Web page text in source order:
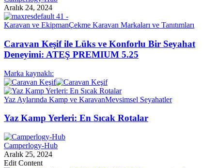
Aralık 24, 2024
Karavan ve EkipmanÇekme Karavan Markaları ve Tanıtımları
Caravan Keşif ile Lüks ve Konforlu Bir Seyahat
Deneyimi: ATEŞ PREMIUM 5.25
Marka kaynaklı:
Yaz Aylarında Kamp ve KaravanMevsimsel Seyahatler
Yaz Kamp Yerleri: En Sıcak Rotalar
Camperlogy-Hub
Aralık 25, 2024
Edit Content